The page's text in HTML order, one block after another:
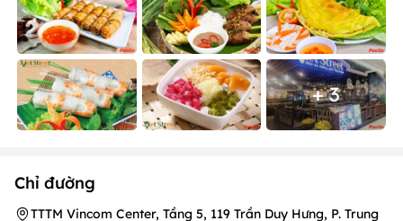
+ 3
Chỉ đường
TTTM Vincom Center, Tầng 5, 119 Trần Duy Hưng, P. Trung